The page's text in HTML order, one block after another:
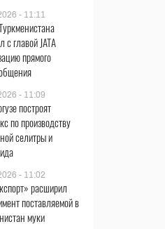
- 11:11
с главой JATA
прямого
- 11:09
построят
по производству
селитры и
- 11:02
расширил
поставляемой в
муки